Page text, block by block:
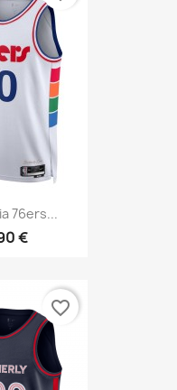
76ers...
€
favorite_border